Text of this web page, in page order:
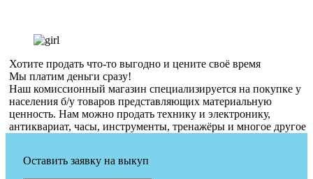
Хотите продать что-то выгодно и цените своё время
Мы платим деньги сразу!
Наш комиссионный магазин специализируется на покупке у
населения б/у товаров представляющих материальную
ценность. Нам можно продать технику и электронику,
антиквариат, часы, инструменты, тренажёры и многое другое
Оставить заявку на выкуп